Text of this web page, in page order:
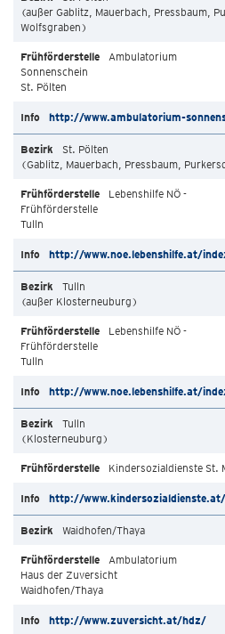
(außer Gablitz, Mauerbach, Pressbaum,
Wolfsgraben)
Ambulatorium
Sonnenschein
St. Pölten
http://www.ambulatorium-
St. Pölten
(Gablitz, Mauerbach, Pressbaum,
Lebenshilfe NÖ -
Frühförderstelle
Tulln
http://www.noe.lebenshilfe.at/
Tulln
(außer Klosterneuburg)
Lebenshilfe NÖ -
Frühförderstelle
Tulln
http://www.noe.lebenshilfe.at/
Tulln
(Klosterneuburg)
Kindersozialdienste St.
http://
Waidhofen/Thaya
Ambulatorium
Haus der Zuversicht
Waidhofen/Thaya
http://www.zuversicht.at/hdz/